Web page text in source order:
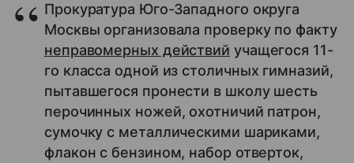
Прокуратура Юго-Западного округа
Москвы организовала проверку по факту
неправомерных действий учащегося 11-
го класса одной из столичных гимназий,
пытавшегося пронести в школу шесть
перочинных ножей, охотничий патрон,
сумочку с металлическими шариками,
флакон с бензином, набор отверток,